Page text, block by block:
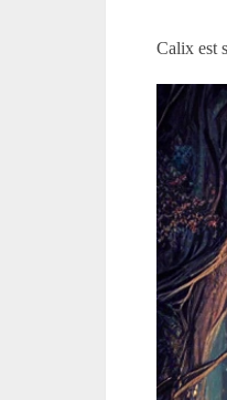
Calix est